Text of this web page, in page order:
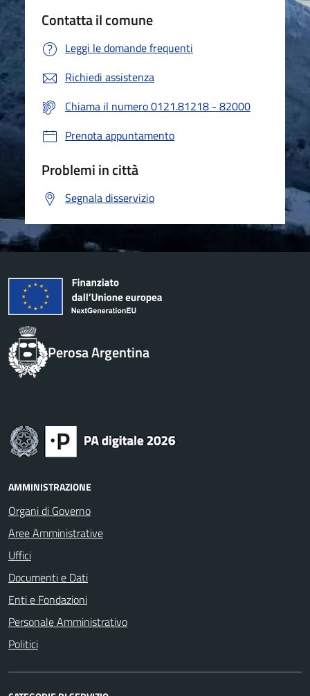
Contatta il comune
Leggi le domande frequenti
Richiedi assistenza
Chiama il numero 0121.81218 - 82000
Prenota appuntamento
Problemi in città
Segnala disservizio
Perosa Argentina
AMMINISTRAZIONE
Organi di Governo
Aree Amministrative
Uffici
Documenti e Dati
Enti e Fondazioni
Personale Amministrativo
Politici